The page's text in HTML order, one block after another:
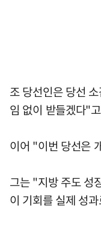
조 당선인은 당선
임 없이 받들겠다"
이어 "이번 당선은
그는 "지방 주도 성
이 기회를 실제 성